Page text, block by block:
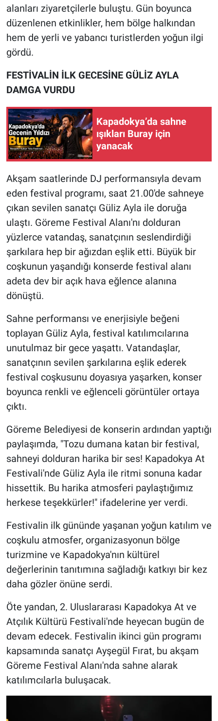
alanları ziyaretçilerle buluştu. Gün boyunca
düzenlenen etkinlikler, hem bölge halkından
hem de yerli ve yabancı turistlerden yoğun ilgi
gördü.
FESTİVALİN İLK GECESİNE GÜLİZ AYLA
DAMGA VURDU
Kapadokya’da sahne
ışıkları Buray için
yanacak
Akşam saatlerinde DJ performansıyla devam
eden festival programı, saat 21.00'de sahneye
çıkan sevilen sanatçı Güliz Ayla ile doruğa
ulaştı. Göreme Festival Alanı'nı dolduran
yüzlerce vatandaş, sanatçının seslendirdiği
şarkılara hep bir ağızdan eşlik etti. Büyük bir
coşkunun yaşandığı konserde festival alanı
adeta dev bir açık hava eğlence alanına
dönüştü.
Sahne performansı ve enerjisiyle beğeni
toplayan Güliz Ayla, festival katılımcılarına
unutulmaz bir gece yaşattı. Vatandaşlar,
sanatçının sevilen şarkılarına eşlik ederek
festival coşkusunu doyasıya yaşarken, konser
boyunca renkli ve eğlenceli görüntüler ortaya
çıktı.
Göreme Belediyesi de konserin ardından yaptığı
paylaşımda, "Tozu dumana katan bir festival,
sahneyi dolduran harika bir ses! Kapadokya At
Festivali'nde Güliz Ayla ile ritmi sonuna kadar
hissettik. Bu harika atmosferi paylaştığımız
herkese teşekkürler!" ifadelerine yer verdi.
Festivalin ilk gününde yaşanan yoğun katılım ve
coşkulu atmosfer, organizasyonun bölge
turizmine ve Kapadokya'nın kültürel
değerlerinin tanıtımına sağladığı katkıyı bir kez
daha gözler önüne serdi.
Öte yandan, 2. Uluslararası Kapadokya At ve
Atçılık Kültürü Festivali'nde heyecan bugün de
devam edecek. Festivalin ikinci gün programı
kapsamında sanatçı Ayşegül Fırat, bu akşam
Göreme Festival Alanı'nda sahne alarak
katılımcılarla buluşacak.